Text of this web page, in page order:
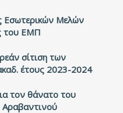
Εσωτερικών Μελών
του ΕΜΠ
σίτιση των
έτους 2023-2024
τον θάνατο του